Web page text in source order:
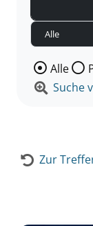
Wählen
Alle
Suche
Zur